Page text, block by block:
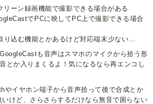
ーン録画機能で撮影できる場合がある
でPCに映してPC上で撮影できる場合
り込む機能とかあるけど対応端末少ない…
も音声はスマホのマイクから拾う形
とか入りまくるよ！気になるなら再エンコし
やイヤホン端子から音声拾って後で合成とか
いけど、さらさらするだけなら無音で困らない